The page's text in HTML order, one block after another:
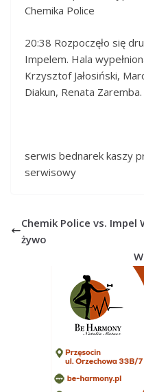
Chemika Police
20:38 Rozpoczęło się
Impelem. Hala
Krzysztof Jałosiński,
Diakun, Renata Zaremba.
serwis bednarek kaszy
serwisowy
Chemik Police vs. Impel
żywo